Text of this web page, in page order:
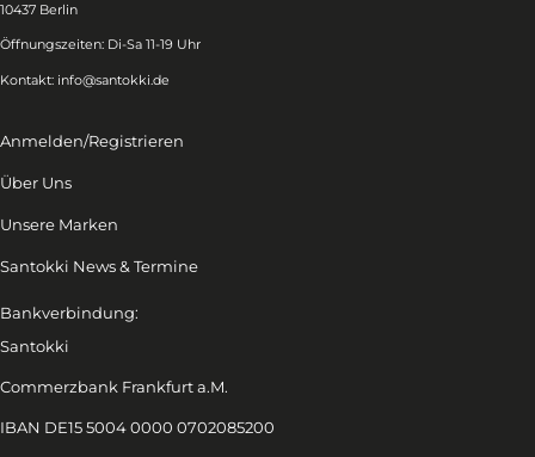
10437 Berlin
Öffnungszeiten: Di-Sa 11-19 Uhr
Kontakt: info@santokki.de
Anmelden/Registrieren
Über Uns
Unsere Marken
Santokki News & Termine
Bankverbindung:
Santokki
Commerzbank Frankfurt a.M.
IBAN DE15 5004 0000 0702085200